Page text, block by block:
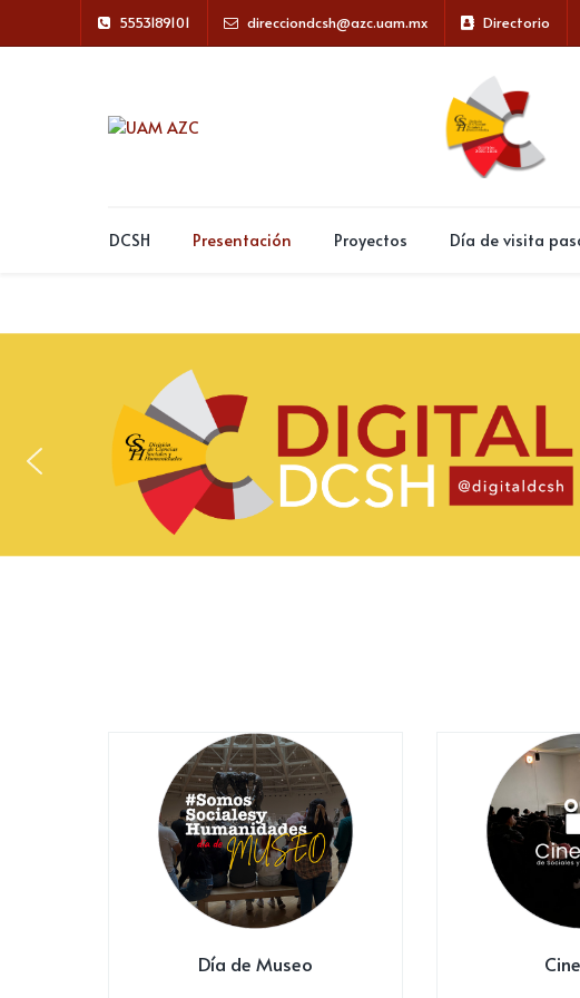
5553189101 direcciondcsh@azc.uam.mx Directorio
DCSH Presentación Proyectos Día de visita
Día de Museo